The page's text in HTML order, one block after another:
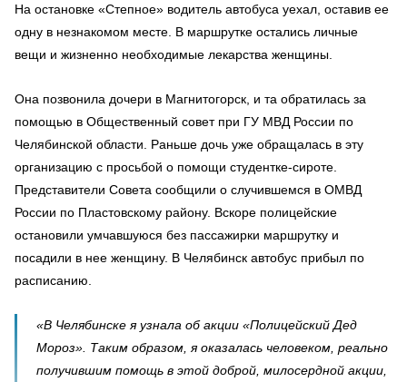
На остановке «Степное» водитель автобуса уехал, оставив ее
одну в незнакомом месте. В маршрутке остались личные
вещи и жизненно необходимые лекарства женщины.
Она позвонила дочери в Магнитогорск, и та обратилась за
помощью в Общественный совет при ГУ МВД России по
Челябинской области. Раньше дочь уже обращалась в эту
организацию с просьбой о помощи студентке-сироте.
Представители Совета сообщили о случившемся в ОМВД
России по Пластовскому району. Вскоре полицейские
остановили умчавшуюся без пассажирки маршрутку и
посадили в нее женщину. В Челябинск автобус прибыл по
расписанию.
«В Челябинске я узнала об акции «Полицейский Дед
Мороз». Таким образом, я оказалась человеком, реально
получившим помощь в этой доброй, милосердной акции,